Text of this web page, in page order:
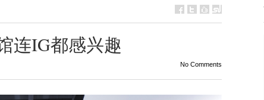
连IG都感兴趣
No Comments